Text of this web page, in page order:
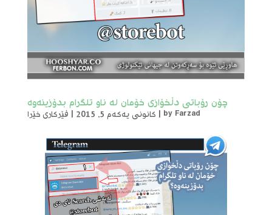
چۆن رۆباتی دڵخۆازی خۆمان لە ناو تلگرام بدۆزینەوە
by Farzad
| کانونی یەکەم 5, 2015 | فێرکاری خێرا